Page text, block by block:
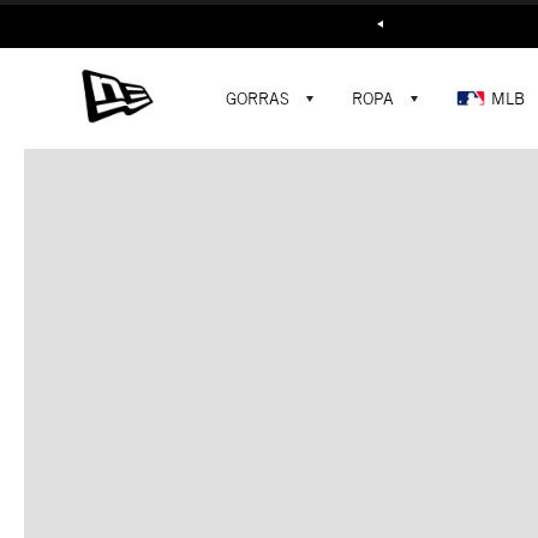
Buscar...
GORRAS ROPA MLB